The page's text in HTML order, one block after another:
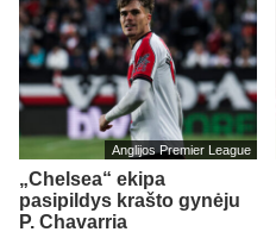
Anglijos Premier League
„Chelsea“ ekipa
pasipildys krašto gynėju
P. Chavarria